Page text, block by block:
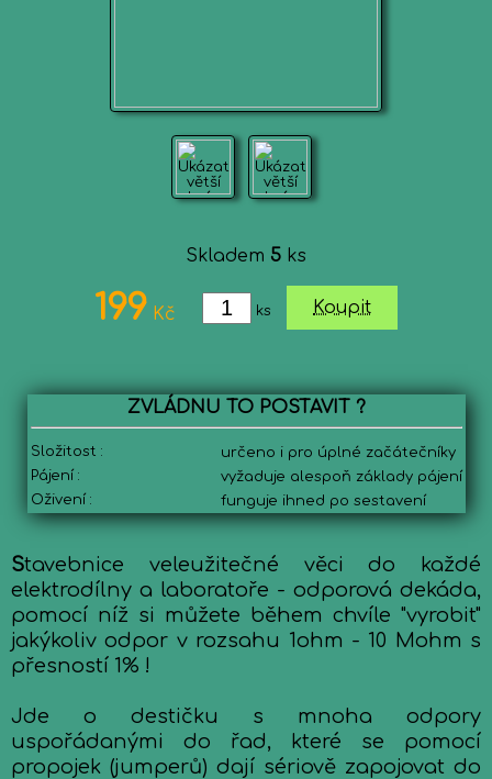
Skladem 5 ks
199 Kč ks Koupit
ZVLÁDNU TO POSTAVIT ?
Složitost :
určeno i pro úplné začátečníky
Pájení :
vyžaduje alespoň základy pájení
Oživení :
funguje ihned po sestavení
Stavebnice veleužitečné věci do každé
elektrodílny a laboratoře - odporová dekáda,
pomocí níž si můžete během chvíle "vyrobit"
jakýkoliv odpor v rozsahu 1ohm - 10 Mohm s
přesností 1% !
Jde o destičku s mnoha odpory
uspořádanými do řad, které se pomocí
propojek (jumperů) dají sériově zapojovat do